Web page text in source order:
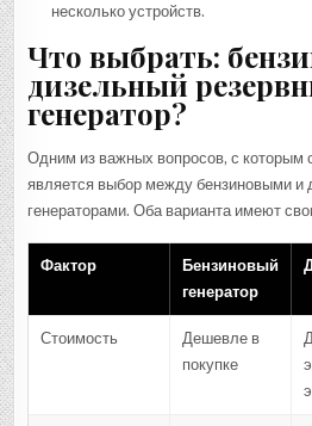
несколько устройств.
Что выбрать:
дизельный
генератор?
Одним из важных вопросов, с которым
является выбор между бензиновыми и
генераторами. Оба варианта имеют
Фактор
Бензиновый
генератор
Стоимость
Дешевле в
покупке